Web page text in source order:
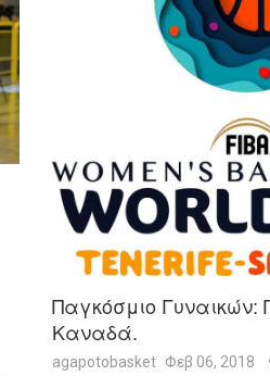
Παγκόσμιο Γυναικών:
Καναδά.
agapotobasket Φεβ 06, 2018